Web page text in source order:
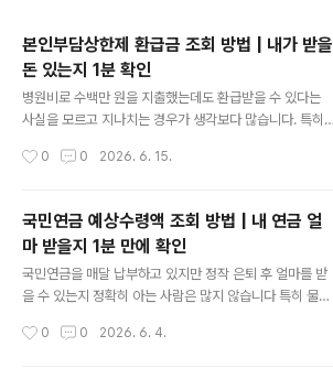
본인부담상한제 환급금 조회 방법 | 내가 받을
돈 있는지 1분 확인
병원비로 수백만 원을 지출했는데도 환급받을 수 있다는
사실을 모르고 지나치는 경우가 생각보다 많습니다. 특히
통해 환급금을 받을 수 있는지 확인해 보는 것이 좋습니다.
은 국민에게 의료비를 돌려주고 있습니다. 하지만 신청 대
상인지 모르거나 안내문을 놓쳐 환급받지 못하는 사례도
적지 않습니다. 오늘은 본인부담상한제 환급금 조회 방법
부터 신청 절차, 지급 시기까지 한 번에 정리해 드리겠습니
다. 👉 내 환급금 지금 빠른 조회 본인부담상한제 환급금
부담한 의료비가 일정 금액을 초과할 경우 초과 금액을 돌
0 0 2026. 6. 15.
국민연금 예상수령액 조회 방법 | 내 연금 얼
마 받을지 1분 만에 확인
국민연금을 매달 납부하고 있지만 정작 은퇴 후 얼마를 받
을 수 있는지 정확히 아는 사람은 많지 않습니다 특히 물가
수령액 조회를 찾는 분들이 꾸준히 늘고 있습니다. 생각보
0 0 2026. 6. 4.